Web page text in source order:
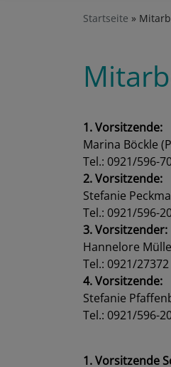
Startseite
1. Vorsitzende:
Marina Böckle
Tel.: 0921/596-
2. Vorsitzende:
Stefanie
Tel.: 0921/596-
3. Vorsitzender:
Hannelore
Tel.: 0921/27372
4. Vorsitzende:
Stefanie
Tel.: 0921/596-
1. Vorsitzende